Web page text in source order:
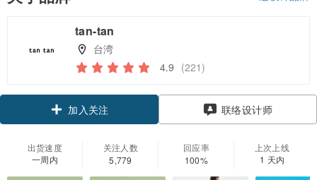
tan-tan
台湾
4.9 (221)
加入关注 联络设计师
出货速度
一周内
关注人数
5,779
回应率
100%
上次上线
1 天内